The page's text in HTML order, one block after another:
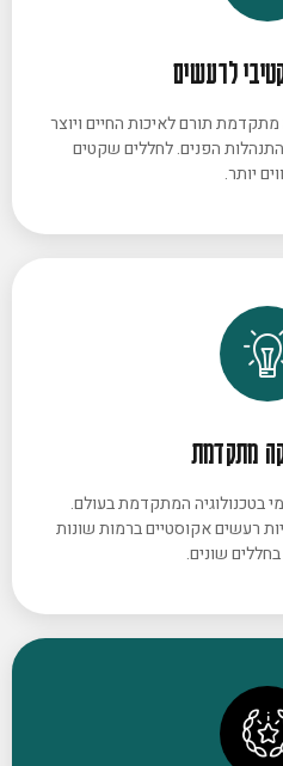
לרעשים
מתקדמת תורם לאיכות החיים ויוצר
הפנים. לחללים שקטים
יותר.
מתקדמת
בטכנולוגיה המתקדמת בעולם.
רעשים אקוסטיים ברמות שונות
שונים.